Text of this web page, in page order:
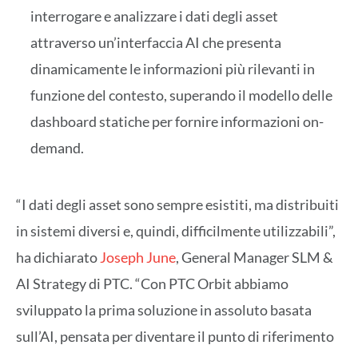
interrogare e analizzare i dati degli asset
attraverso un’interfaccia AI che presenta
dinamicamente le informazioni più rilevanti in
funzione del contesto, superando il modello delle
dashboard statiche per fornire informazioni on-
demand.
“I dati degli asset sono sempre esistiti, ma distribuiti
in sistemi diversi e, quindi, difficilmente utilizzabili”,
ha dichiaratoJoseph June, General Manager SLM &
AI Strategy di PTC. “Con PTC Orbit abbiamo
sviluppato la prima soluzione in assoluto basata
sull’AI, pensata per diventare il punto di riferimento